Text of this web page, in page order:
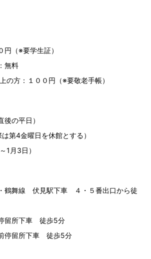
円（※要学生証）
無料
の方：１００円（※要敬老手帳）
後の平日）
第4金曜日を休館とする）
1月3日）
鶴舞線 伏見駅下車 ４・５番出口から徒
留所下車 徒歩5分
停留所下車 徒歩5分